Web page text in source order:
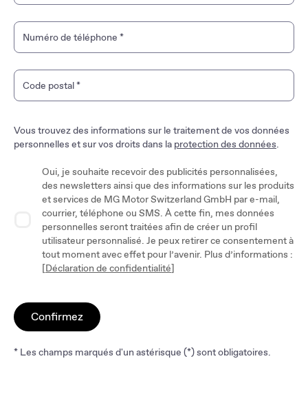
Numéro de téléphone *
Code postal*
Vous trouvez des informations sur le traitement de vos données
personnelles et sur vos droits dans la protection des données.
Oui, je souhaite recevoir des publicités personnalisées,
des newsletters ainsi que des informations sur les produits
et services de MG Motor Switzerland GmbH par e-mail,
courrier, téléphone ou SMS. À cette fin, mes données
personnelles seront traitées afin de créer un profil
utilisateur personnalisé. Je peux retirer ce consentement à
tout moment avec effet pour l’avenir. Plus d’informations :
[Déclaration de confidentialité]
Confirmez
* Les champs marqués d'un astérisque (*) sont obligatoires.